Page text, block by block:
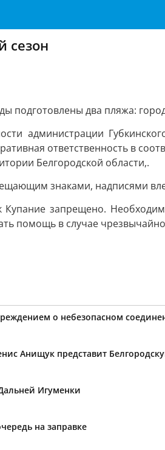
сезон
подготовлены два пляжа:
администрации
ответственность в
Белгородской области,.
знаками, надписями
запрещено.
помощь в случае
о небезопасном
Анищук представит
Игуменки
на заправке